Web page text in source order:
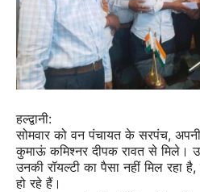
हल्द्वानी:
सोमवार को वन पंचायत के सरपंच,
कुमाऊं कमिश्नर दीपक रावत से मिले।
उनकी रॉयल्टी का पैसा नहीं मिल रहा
हो रहे हैं।